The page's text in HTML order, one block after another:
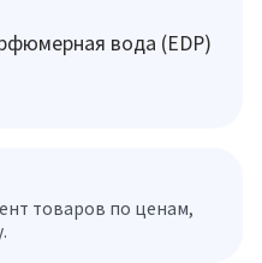
вода (EDP)
товаров по ценам,